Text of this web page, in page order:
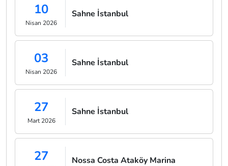
10
Nisan 2026
Sahne İstanbul
03
Nisan 2026
Sahne İstanbul
27
Mart 2026
Sahne İstanbul
27 Nossa Costa Ataköy Marina